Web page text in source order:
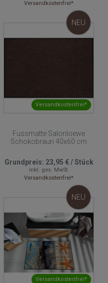
Versandkostenfrei*
Versandkostenfrei*
NEU
Fussmatte Salonloewe
Schokobraun 40x60 cm
Grundpreis: 23,95 €/Stück
inkl. ges. MwSt.
Versandkostenfrei*
Versandkostenfrei*
NEU